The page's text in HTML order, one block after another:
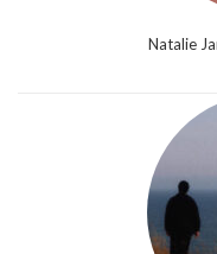
Natalie